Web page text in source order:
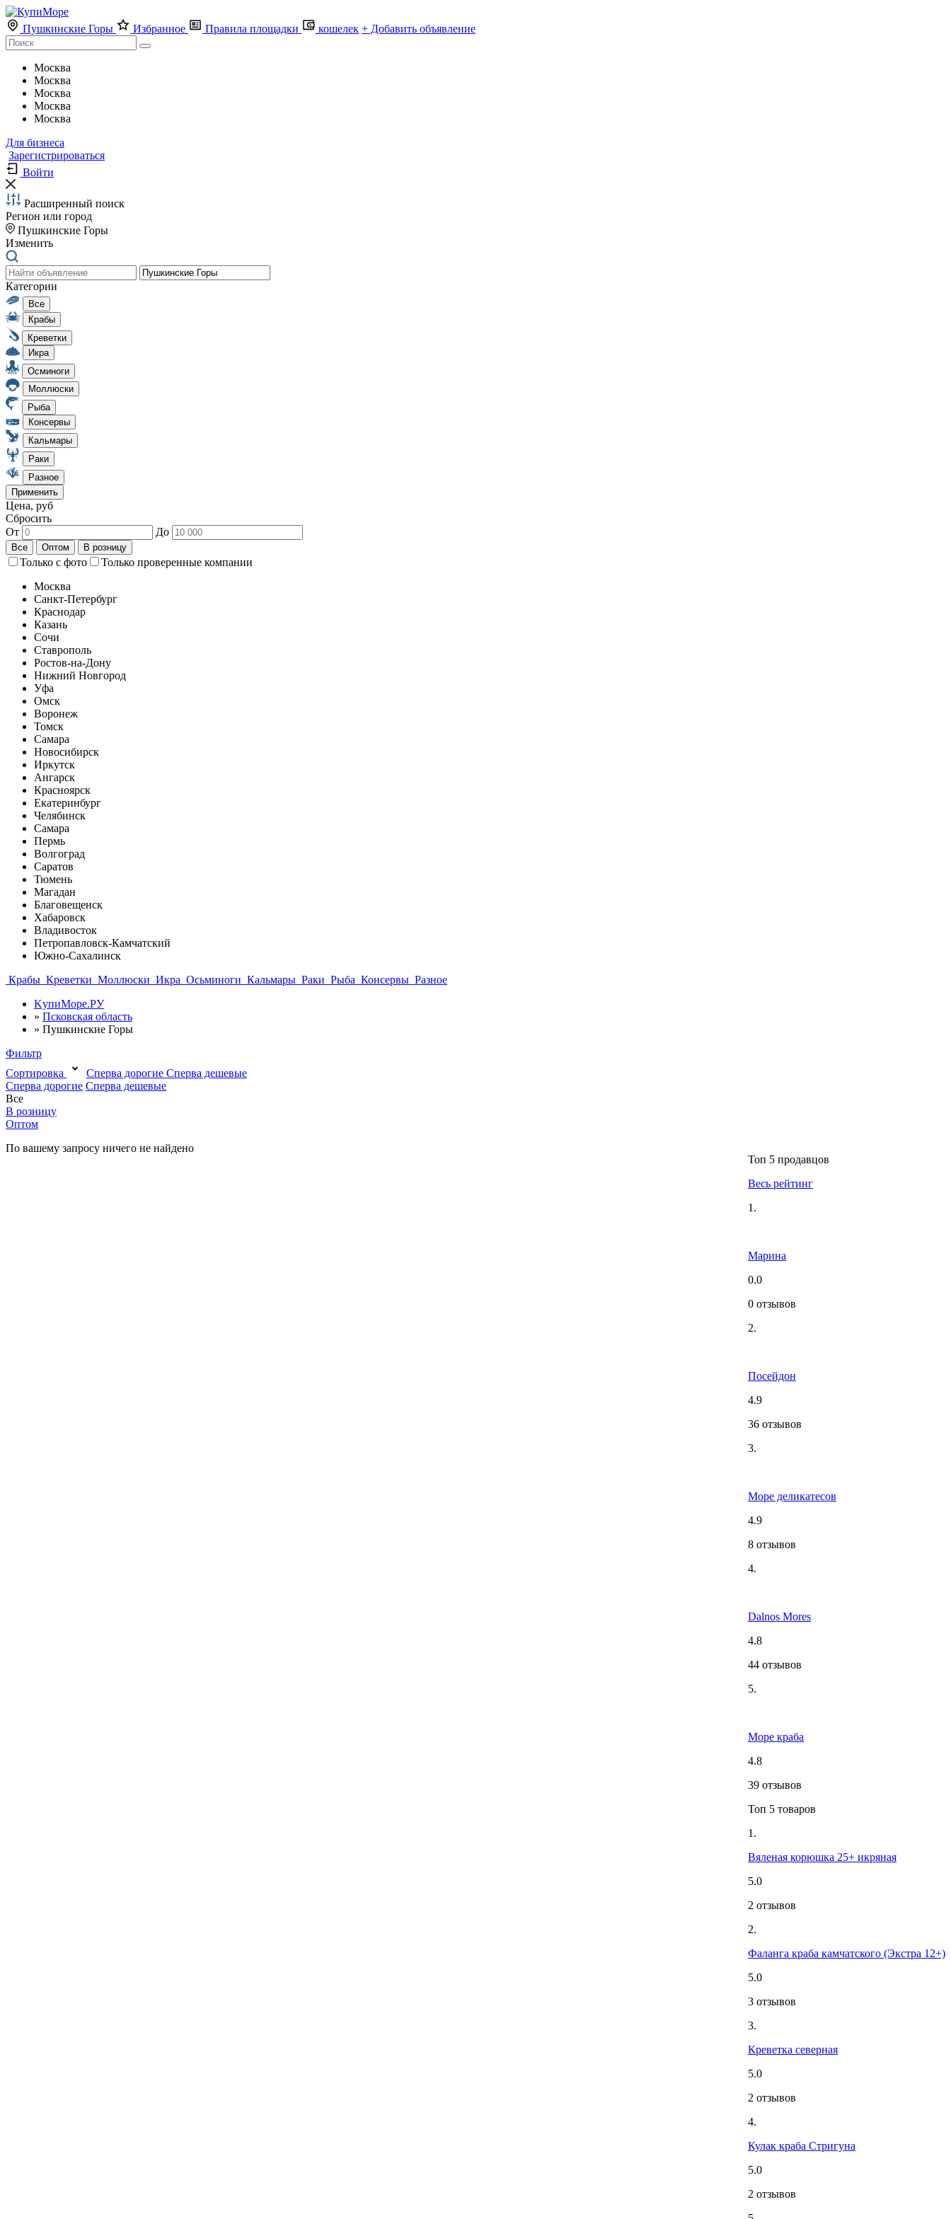
Пушкинские Горы Избранное Правила площадки кошелек + Добавить объявление
Москва
Москва
Москва
Москва
Москва
Для бизнеса
Зарегистрироваться
Войти
Расширенный поиск
Регион или город
Пушкинские Горы
Изменить
Категории
Цена, руб
Сбросить
От
До
Только с фото
Только проверенные компании
Москва
Санкт-Петербург
Краснодар
Казань
Сочи
Ставрополь
Ростов-на-Дону
Нижний Новгород
Уфа
Омск
Воронеж
Томск
Самара
Новосибирск
Иркутск
Ангарск
Красноярск
Екатеринбург
Челябинск
Самара
Пермь
Волгоград
Саратов
Тюмень
Магадан
Благовещенск
Хабаровск
Владивосток
Петропавловск-Камчатский
Южно-Сахалинск
Крабы Креветки Моллюски Икра Осьминоги Кальмары Раки Рыба Консервы Разное
KупиМоре.РУ
» Псковская область
» Пушкинские Горы
Фильтр
Сортировка
Сперва дорогие Сперва дешевые
Сперва дорогие Сперва дешевые
Все
В розницу
Оптом
Топ 5 продавцов
Весь рейтинг
1.
Марина
0.0
0 отзывов
2.
Посейдон
4.9
36 отзывов
3.
Море деликатесов
4.9
8 отзывов
4.
Dalnos Mores
4.8
44 отзывов
5.
Море краба
4.8
39 отзывов
Топ 5 товаров
1.
Вяленая корюшка 25+ икряная
5.0
2 отзывов
2.
Фаланга краба камчатского (Экстра 12+)
5.0
3 отзывов
3.
Креветка северная
5.0
2 отзывов
4.
Кулак краба Стригуна
5.0
2 отзывов
По вашему запросу ничего не найдено